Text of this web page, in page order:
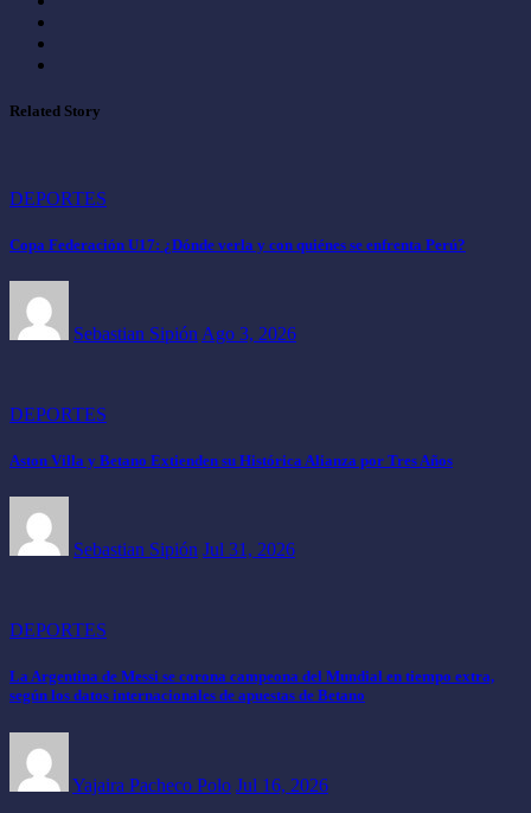
Related Story
DEPORTES
Copa Federación U17: ¿Dónde verla y con quiénes se enfrenta Perú?
Sebastian Sipión Ago 3, 2026
DEPORTES
Aston Villa y Betano Extienden su Histórica Alianza por Tres Años
Sebastian Sipión Jul 31, 2026
DEPORTES
La Argentina de Messi se corona campeona del Mundial en tiempo extra,
según los datos internacionales de apuestas de Betano
Yajaira Pacheco Polo Jul 16, 2026